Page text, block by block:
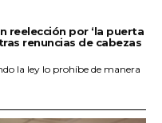
reelección por ‘la puerta
renuncias de cabezas
la ley lo prohíbe de manera